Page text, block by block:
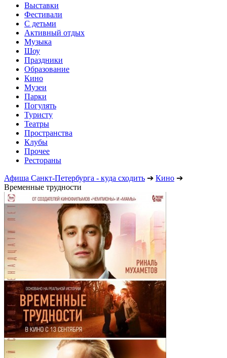
Выставки
Фестивали
С детьми
Активный отдых
Музыка
Шоу
Праздники
Образование
Кино
Музеи
Парки
Погулять
Туристу
Театры
Пространства
Клубы
Прочее
Рестораны
Афиша Санкт-Петербурга - куда сходить ➔ Кино ➔
Временные трудности